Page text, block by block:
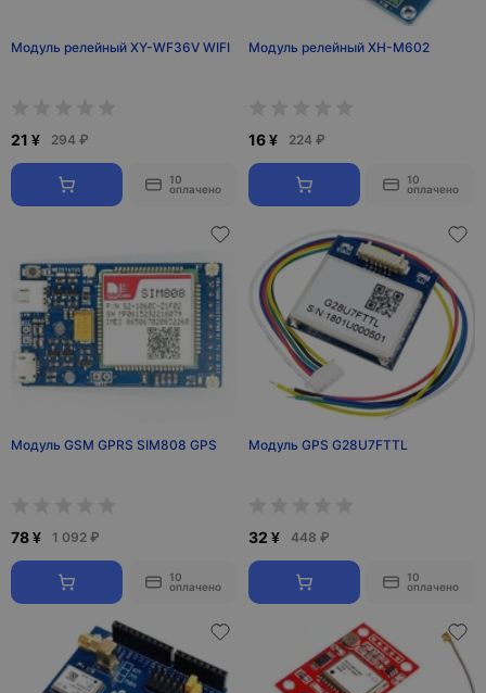
Модуль релейный XY-WF36V WIFI
21 ¥ 294 ₽
10
оплачено
Модуль релейный XH-M602
16 ¥ 224 ₽
10
оплачено
Модуль GSM GPRS SIM808 GPS
78 ¥ 1 092 ₽
10
оплачено
Модуль GPS G28U7FTTL
32 ¥ 448 ₽
10
оплачено